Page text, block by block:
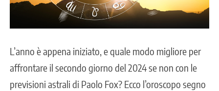
L’anno è appena iniziato, e quale modo migliore per
affrontare il secondo giorno del 2024 se non con le
previsioni astrali di Paolo Fox? Ecco l’oroscopo segno